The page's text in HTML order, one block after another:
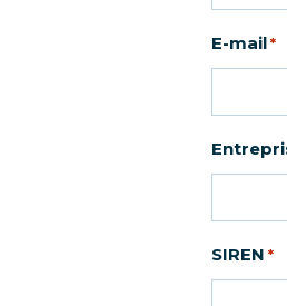
E-mail *
SIREN *